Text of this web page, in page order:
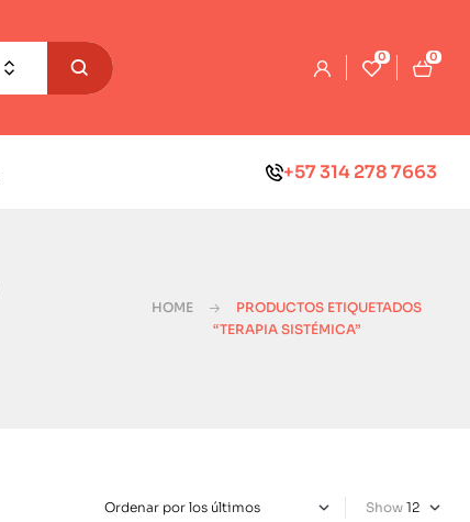
0 0
+57 314 278 7663
HOME
PRODUCTOS ETIQUETADOS
“TERAPIA SISTÉMICA”
Show